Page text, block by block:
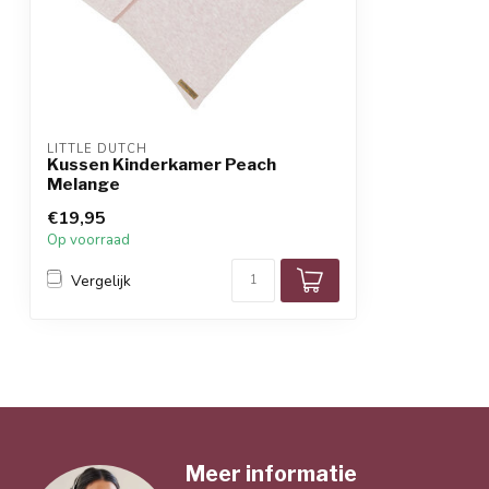
LITTLE DUTCH
Kussen Kinderkamer Peach
Melange
€19,95
Op voorraad
Vergelijk
Meer informatie